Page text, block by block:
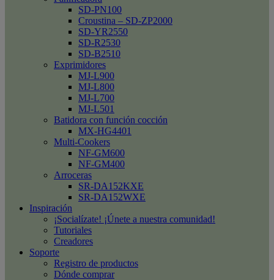
SD-PN100
Croustina – SD-ZP2000
SD-YR2550
SD-R2530
SD-B2510
Exprimidores
MJ-L900
MJ-L800
MJ-L700
MJ-L501
Batidora con función cocción
MX-HG4401
Multi-Cookers
NF-GM600
NF-GM400
Arroceras
SR-DA152KXE
SR-DA152WXE
Inspiración
¡Socialízate! ¡Únete a nuestra comunidad!
Tutoriales
Creadores
Soporte
Registro de productos
Dónde comprar